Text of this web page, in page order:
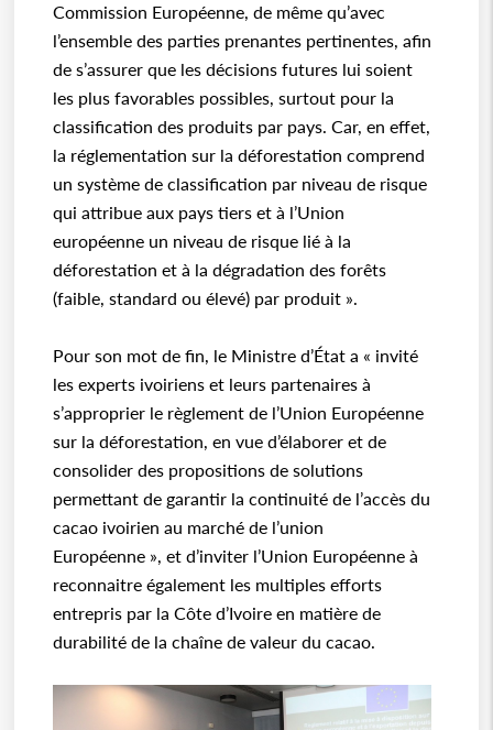
Commission Européenne, de même qu’avec
l’ensemble des parties prenantes pertinentes, afin
de s’assurer que les décisions futures lui soient
les plus favorables possibles, surtout pour la
classification des produits par pays. Car, en effet,
la réglementation sur la déforestation comprend
un système de classification par niveau de risque
qui attribue aux pays tiers et à l’Union
européenne un niveau de risque lié à la
déforestation et à la dégradation des forêts
(faible, standard ou élevé) par produit ».
Pour son mot de fin, le Ministre d’État a « invité
les experts ivoiriens et leurs partenaires à
s’approprier le règlement de l’Union Européenne
sur la déforestation, en vue d’élaborer et de
consolider des propositions de solutions
permettant de garantir la continuité de l’accès du
cacao ivoirien au marché de l’union
Européenne », et d’inviter l’Union Européenne à
reconnaitre également les multiples efforts
entrepris par la Côte d’Ivoire en matière de
durabilité de la chaîne de valeur du cacao.